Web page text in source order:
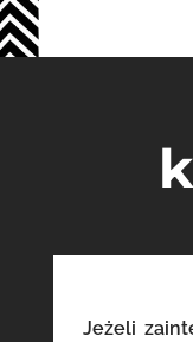
Jeżeli